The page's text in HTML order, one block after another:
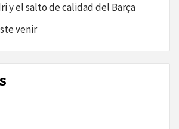
y el salto de calidad del Barça
venir